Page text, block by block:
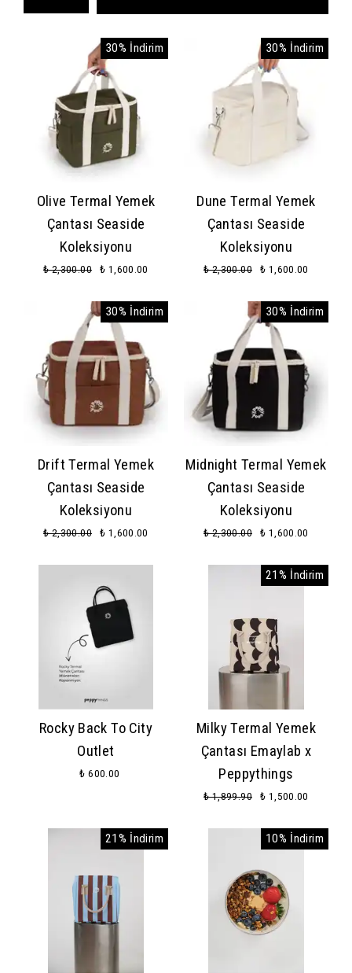
30% İndirim
Olive Termal Yemek
Çantası Seaside
Koleksiyonu
₺ 2,300.00 ₺ 1,600.00
30% İndirim
Dune Termal Yemek
Çantası Seaside
Koleksiyonu
₺ 2,300.00 ₺ 1,600.00
30% İndirim
Drift Termal Yemek
Çantası Seaside
Koleksiyonu
₺ 2,300.00 ₺ 1,600.00
30% İndirim
Midnight Termal Yemek
Çantası Seaside
Koleksiyonu
₺ 2,300.00 ₺ 1,600.00
Rocky Back To City
Outlet
₺ 600.00
21% İndirim
Milky Termal Yemek
Çantası Emaylab x
Peppythings
₺ 1,899.90 ₺ 1,500.00
21% İndirim 10% İndirim